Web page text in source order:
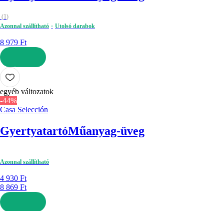
(1)
Azonnal szállítható
Utolsó darabok
8 979 Ft
KOSÁRBA
egyéb változatok
-44%
Casa Selección
GyertyatartóMűanyag-üveg
Azonnal szállítható
4 930 Ft
8 869 Ft